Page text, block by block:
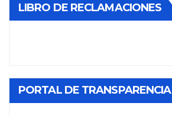
LIBRO DE RECLAMACIONES
PORTAL DE TRANSPARENCIA